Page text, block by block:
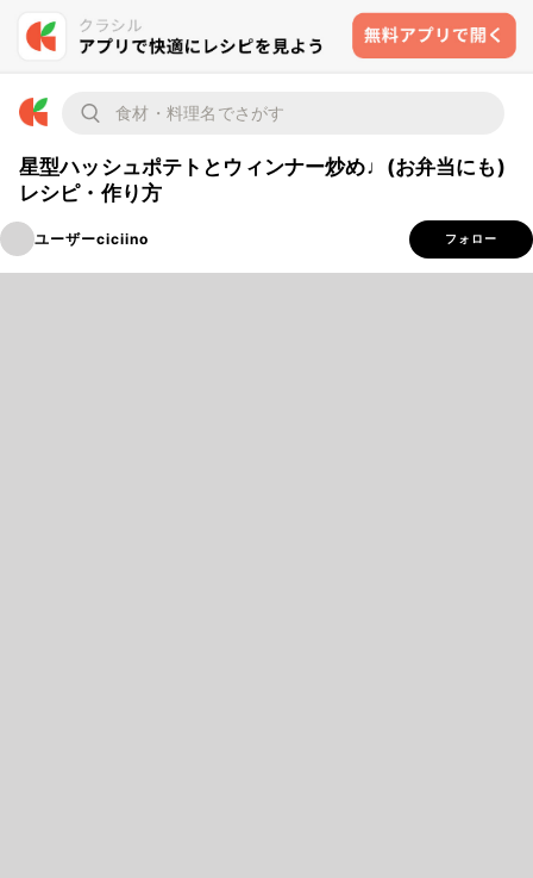
星型ハッシュポテトとウィンナー炒め♩(お弁当にも)
レシピ・作り方
ユーザーciciino フォロー